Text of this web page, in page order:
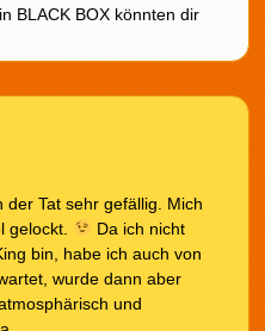
BLACK BOX könnten dir
der Tat sehr gefällig. Mich
gelockt.
Da ich nicht
bin, habe ich auch von
wurde dann aber
und